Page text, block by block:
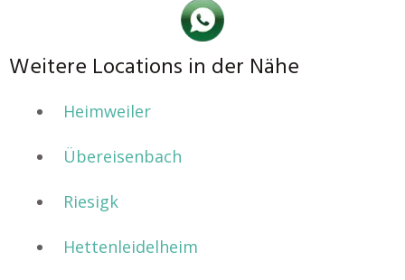
Weitere Locations in der Nähe
Heimweiler
Übereisenbach
Riesigk
Hettenleidelheim